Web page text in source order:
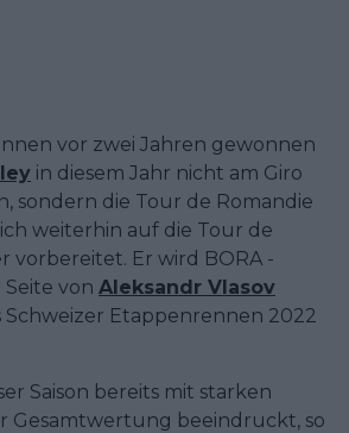
vor zwei Jahren gewonnen
in diesem Jahr nicht am Giro
sondern die Tour de Romandie
weiterhin auf die Tour de
vorbereitet. Er wird BORA -
von Aleksandr Vlasov
Etappenrennen 2022
Saison bereits mit starken
Gesamtwertung beeindruckt, so